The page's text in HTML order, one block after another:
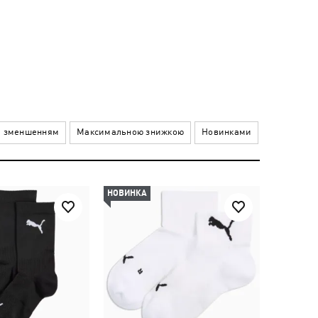
зменшенням Максимальною знижкою Новинками
НОВИНКА